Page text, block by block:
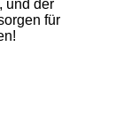
und der
für